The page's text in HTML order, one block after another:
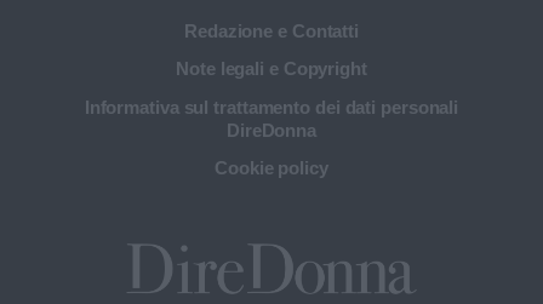
Redazione e Contatti
Note legali e Copyright
Informativa sul trattamento dei dati personali
DireDonna
Cookie policy